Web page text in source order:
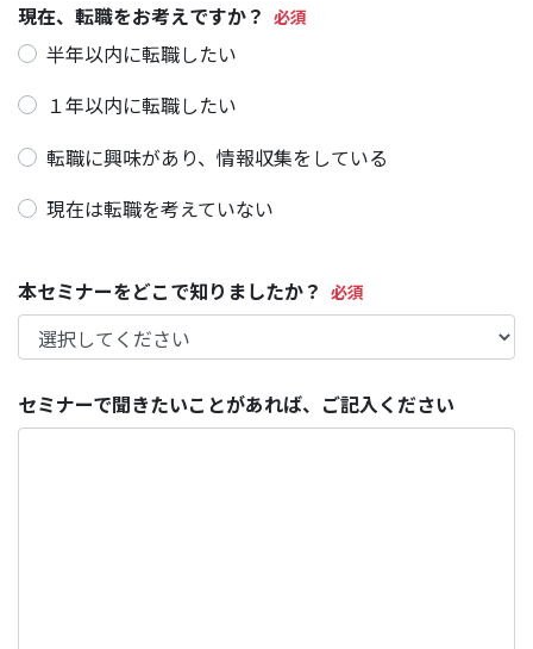
現在、転職をお考えですか？
半年以内に転職したい
１年以内に転職したい
転職に興味があり、情報収集をしている
現在は転職を考えていない
本セミナーをどこで知りましたか？
セミナーで聞きたいことがあれば、ご記入ください